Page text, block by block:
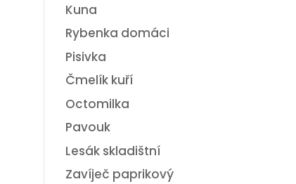
Kuna
Rybenka domáci
Pisivka
Čmelík kuří
Octomilka
Pavouk
Lesák skladištní
Zavíječ paprikový